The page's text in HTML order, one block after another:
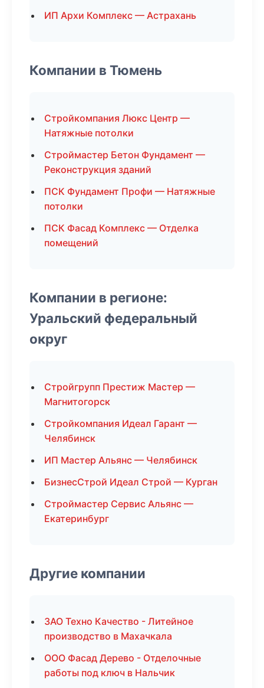
ИП Архи Комплекс — Астрахань
Компании в Тюмень
Стройкомпания Люкс Центр —
Натяжные потолки
Строймастер Бетон Фундамент —
Реконструкция зданий
ПСК Фундамент Профи — Натяжные
потолки
ПСК Фасад Комплекс — Отделка
помещений
Компании в регионе:
Уральский федеральный
округ
Стройгрупп Престиж Мастер —
Магнитогорск
Стройкомпания Идеал Гарант —
Челябинск
ИП Мастер Альянс — Челябинск
БизнесСтрой Идеал Строй — Курган
Строймастер Сервис Альянс —
Екатеринбург
Другие компании
ЗАО Техно Качество - Литейное
производство в Махачкала
ООО Фасад Дерево - Отделочные
работы под ключ в Нальчик